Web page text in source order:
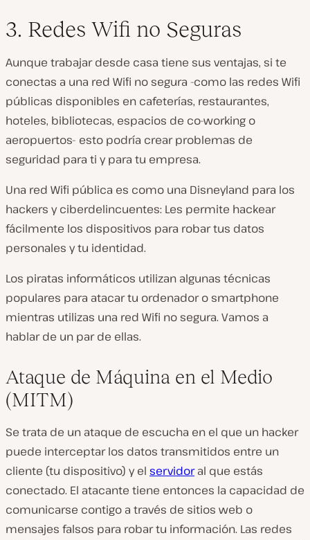
3. Redes Wifi no Seguras
Aunque trabajar desde casa tiene sus ventajas, si te
conectas a una red Wifi no segura -como las redes Wifi
públicas disponibles en cafeterías, restaurantes,
hoteles, bibliotecas, espacios de co-working o
aeropuertos- esto podría crear problemas de
seguridad para ti y para tu empresa.
Una red Wifi pública es como una Disneyland para los
hackers y ciberdelincuentes: Les permite hackear
fácilmente los dispositivos para robar tus datos
personales y tu identidad.
Los piratas informáticos utilizan algunas técnicas
populares para atacar tu ordenador o smartphone
mientras utilizas una red Wifi no segura. Vamos a
hablar de un par de ellas.
Ataque de Máquina en el Medio
(MITM)
Se trata de un ataque de escucha en el que un hacker
puede interceptar los datos transmitidos entre un
cliente (tu dispositivo) y el servidoral que estás
conectado. El atacante tiene entonces la capacidad de
comunicarse contigo a través de sitios web o
mensajes falsos para robar tu información. Las redes